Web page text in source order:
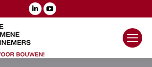
Linkedin
new
YouTube
new